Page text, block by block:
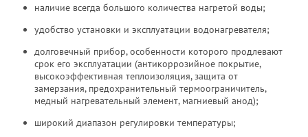
наличие всегда большого количества нагретой воды;
удобство установки и эксплуатации водонагревателя;
долговечный прибор, особенности которого продлевают
срок его эксплуатации (антикоррозийное покрытие,
высокоэффективная теплоизоляция, защита от
замерзания, предохранительный термоограничитель,
медный нагревательный элемент, магниевый анод);
широкий диапазон регулировки температуры;